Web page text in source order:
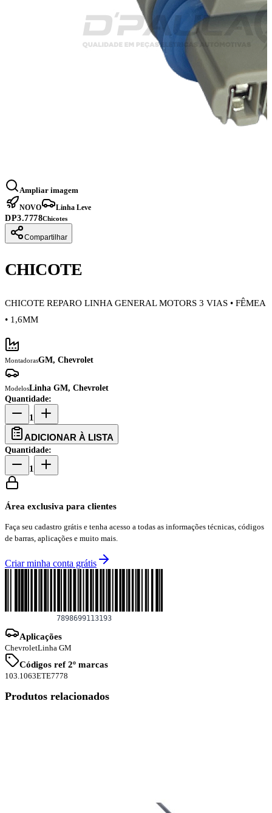
Ampliar imagem
NOVO Linha Leve
DP3.7778Chicotes
Compartilhar
CHICOTE
CHICOTE REPARO LINHA GENERAL MOTORS 3 VIAS • FÊMEA
• 1,6MM
MontadorasGM, Chevrolet
ModelosLinha GM, Chevrolet
Quantidade:
1
ADICIONAR À LISTA
Quantidade:
1
Área exclusiva para clientes
Faça seu cadastro grátis e tenha acesso a todas as informações técnicas, códigos
de barras, aplicações e muito mais.
Criar minha conta grátis
Aplicações
ChevroletLinha GM
Códigos ref 2º marcas
103.1063ETE7778
Produtos relacionados